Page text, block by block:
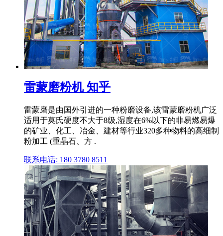
雷蒙磨粉机 知乎
雷蒙磨是由国外引进的一种粉磨设备,该雷蒙磨粉机广泛
适用于莫氏硬度不大于8级,湿度在6%以下的非易燃易爆
的矿业、化工、冶金、建材等行业320多种物料的高细制
粉加工 (重晶石、方 .
联系电话: 180 3780 8511